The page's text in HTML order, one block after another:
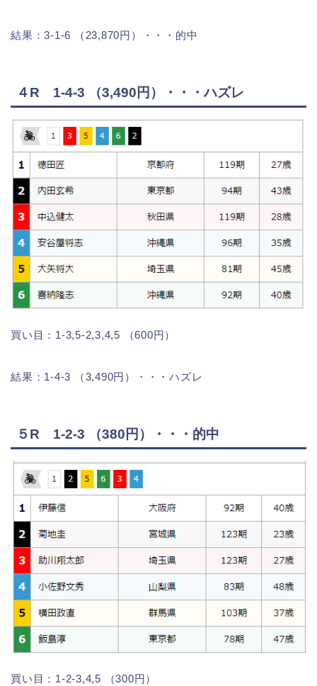
結果：3-1-6 （23,870円）・・・的中
４R 1-4-3 （3,490円）・・・ハズレ
買い目：1-3,5-2,3,4,5 （600円）
結果：1-4-3 （3,490円）・・・ハズレ
５R 1-2-3 （380円）・・・的中
買い目：1-2-3,4,5 （300円）